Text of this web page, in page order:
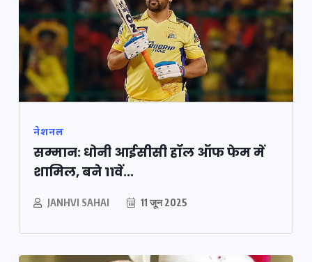
नेशनल
सम्मान: धोनी आईसीसी हॉल ऑफ फेम में
शामिल, बने 11वें...
JANHVI SAHAI 11 जून 2025